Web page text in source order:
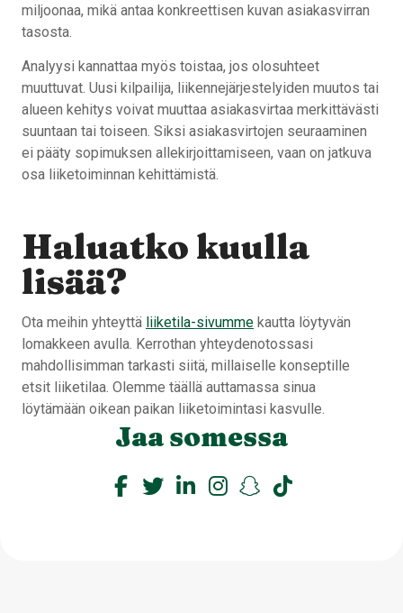
miljoonaa, mikä antaa konkreettisen kuvan asiakasvirran
tasosta.
Analyysi kannattaa myös toistaa, jos olosuhteet
muuttuvat. Uusi kilpailija, liikennejärjestelyiden muutos tai
alueen kehitys voivat muuttaa asiakasvirtaa merkittävästi
suuntaan tai toiseen. Siksi asiakasvirtojen seuraaminen
ei pääty sopimuksen allekirjoittamiseen, vaan on jatkuva
osa liiketoiminnan kehittämistä.
Haluatko kuulla
lisää?
Ota meihin yhteyttä liiketila-sivumme kautta löytyvän
lomakkeen avulla. Kerrothan yhteydenotossasi
mahdollisimman tarkasti siitä, millaiselle konseptille
etsit liiketilaa. Olemme täällä auttamassa sinua
löytämään oikean paikan liiketoimintasi kasvulle.
Jaa somessa